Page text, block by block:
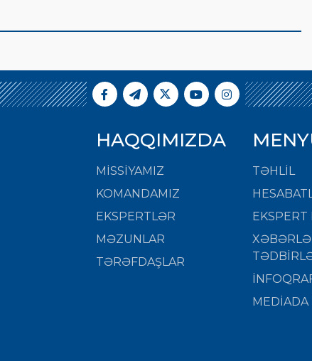
HAQQIMIZDA
MISSIYAMIZ
KOMANDAMIZ
EKSPERTLƏR
MƏZUNLAR
TƏRƏFDAŞLAR
TƏHLİL
EKSPERT
MEDİADA